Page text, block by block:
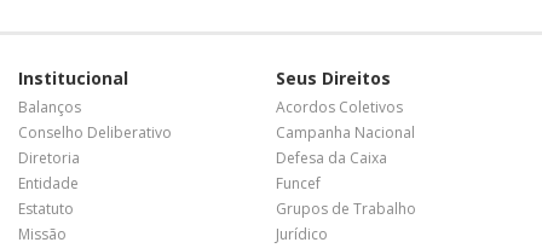
Institucional
Balanços
Conselho Deliberativo
Diretoria
Entidade
Estatuto
Missão
Seus Direitos
Acordos Coletivos
Campanha Nacional
Defesa da Caixa
Funcef
Grupos de Trabalho
Jurídico